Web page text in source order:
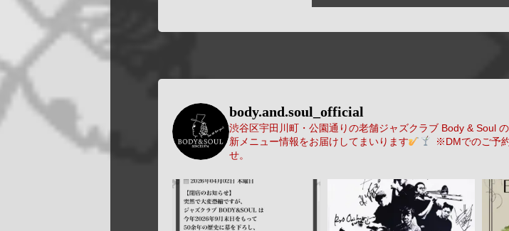
body.and.soul_official
渋谷区宇田川町・公園通りの老舗ジャズクラブ Body & Soul
新メニュー情報をお届けしてまいります
※DMでのご予
せ。